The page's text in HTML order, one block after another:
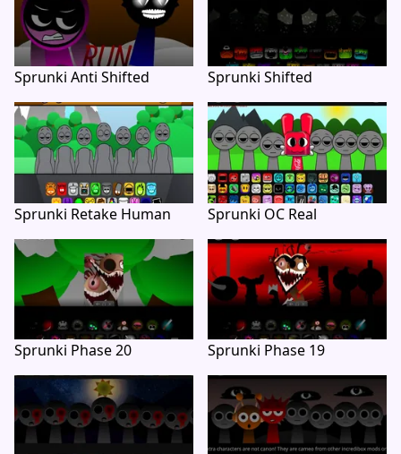
Sprunki Anti Shifted Sprunki Shifted
Sprunki Retake Human Sprunki OC Real
Sprunki Phase 20 Sprunki Phase 19